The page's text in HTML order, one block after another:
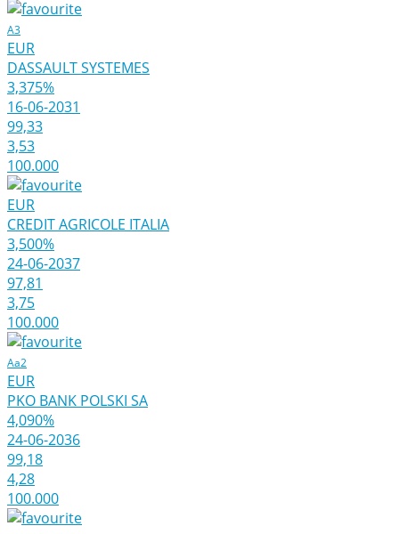
A3
EUR
DASSAULT SYSTEMES
3,375%
16-06-2031
99,33
3,53
100.000
EUR
CREDIT AGRICOLE ITALIA
3,500%
24-06-2037
97,81
3,75
100.000
Aa2
EUR
PKO BANK POLSKI SA
4,090%
24-06-2036
99,18
4,28
100.000